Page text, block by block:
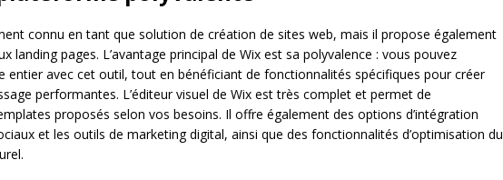
connu en tant que solution de création de sites web, mais il propose également
landing pages. L’avantage principal de Wix est sa polyvalence : vous pouvez
entier avec cet outil, tout en bénéficiant de fonctionnalités spécifiques pour créer
performantes. L’éditeur visuel de Wix est très complet et permet de
proposés selon vos besoins. Il offre également des options d’intégration
et les outils de marketing digital, ainsi que des fonctionnalités d’optimisation du